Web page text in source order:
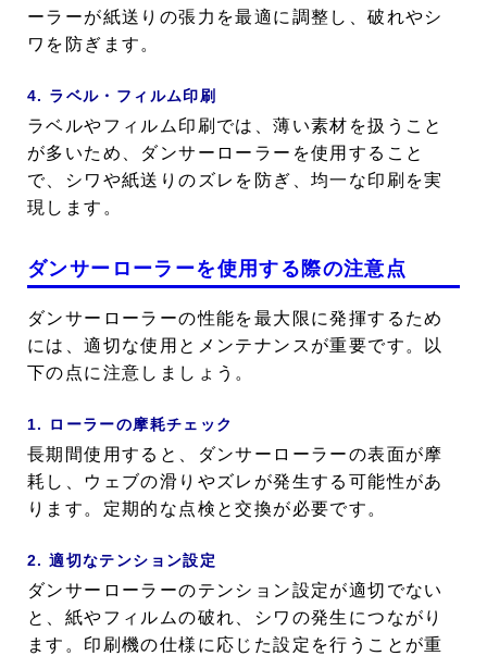
ーラーが紙送りの張力を最適に調整し、破れやシ
ワを防ぎます。
4. ラベル・フィルム印刷
ラベルやフィルム印刷では、薄い素材を扱うこと
が多いため、ダンサーローラーを使用すること
で、シワや紙送りのズレを防ぎ、均一な印刷を実
現します。
ダンサーローラーを使用する際の注意点
ダンサーローラーの性能を最大限に発揮するため
には、適切な使用とメンテナンスが重要です。以
下の点に注意しましょう。
1. ローラーの摩耗チェック
長期間使用すると、ダンサーローラーの表面が摩
耗し、ウェブの滑りやズレが発生する可能性があ
ります。定期的な点検と交換が必要です。
2. 適切なテンション設定
ダンサーローラーのテンション設定が適切でない
と、紙やフィルムの破れ、シワの発生につながり
ます。印刷機の仕様に応じた設定を行うことが重